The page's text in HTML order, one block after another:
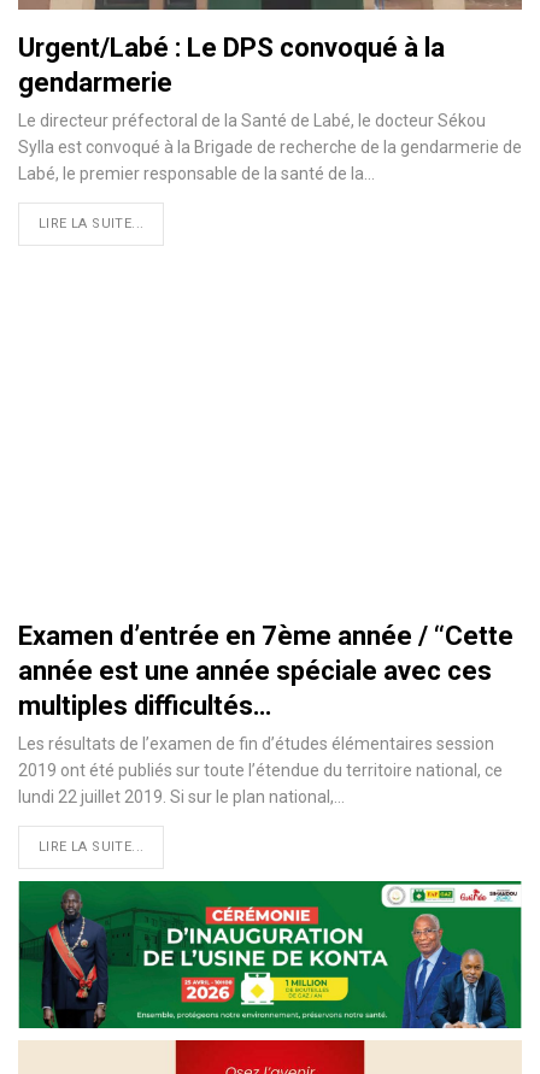
Urgent/Labé : Le DPS convoqué à la
gendarmerie
Le directeur préfectoral de la Santé de Labé, le docteur Sékou
Sylla est convoqué à la Brigade de recherche de la gendarmerie de
Labé, le premier responsable de la santé de la…
LIRE LA SUITE...
Examen d’entrée en 7ème année / ‘‘Cette
année est une année spéciale avec ces
multiples difficultés…
Les résultats de l’examen de fin d’études élémentaires session
2019 ont été publiés sur toute l’étendue du territoire national, ce
lundi 22 juillet 2019. Si sur le plan national,…
LIRE LA SUITE...